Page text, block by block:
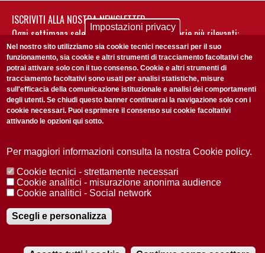
ISCRIVITI ALLA NOSTRA NEWSLETTER
Ogni settimana selezioniamo per te nostre storie più rilevanti:
non perderti gli aggiornamenti della nostra newsletter
Accetto laPrivacy Policy
Redazione Copyright Privacy
Area stampa
© 2025 Università di Padova
Registrazione presso il Tribunale di Padova n. 2097/2012 del 18 giugno
2012
Impostazioni privacy
Nel nostro sito utilizziamo sia cookie tecnici necessari per il suo
funzionamento, sia cookie e altri strumenti di tracciamento facoltativi che
potrai attivare solo con il tuo consenso. Cookie e altri strumenti di
tracciamento facoltativi sono usati per analisi statistiche, misure
sull'efficacia della comunicazione istituzionale e analisi dei comportamenti
degli utenti. Se chiudi questo banner continuerai la navigazione solo con i
cookie necessari. Puoi esprimere il consenso sui cookie facoltativi
attivando le opzioni qui sotto.
Per maggiori informazioni consulta la nostra Cookie policy.
Cookie tecnici - strettamente necessari
Cookie analitici - misurazione anonima audience
Cookie analitici - Social network
Scegli e personalizza